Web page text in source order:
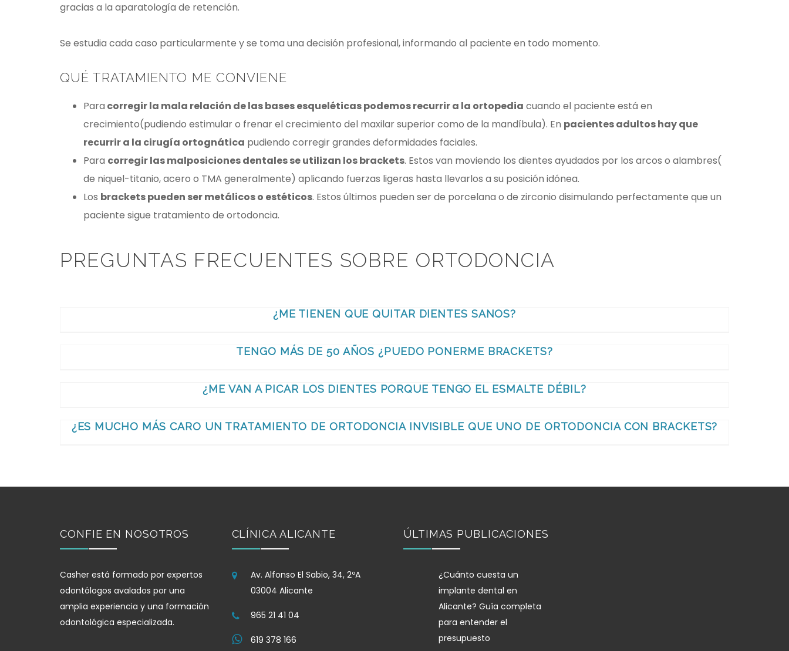
gracias a la aparatología de retención.
Se estudia cada caso particularmente y se toma una decisión profesional, informando al paciente en todo momento.
QUÉ TRATAMIENTO ME CONVIENE
Para corregir la mala relación de las bases esqueléticas podemos recurrir a la ortopedia cuando el paciente está en
crecimiento(pudiendo estimular o frenar el crecimiento del maxilar superior como de la mandíbula). En pacientes adultos hay que
recurrir a la cirugía ortognática pudiendo corregir grandes deformidades faciales.
Para corregir las malposiciones dentales se utilizan los brackets. Estos van moviendo los dientes ayudados por los arcos o alambres(
de niquel-titanio, acero o TMA generalmente) aplicando fuerzas ligeras hasta llevarlos a su posición idónea.
Los brackets pueden ser metálicos o estéticos. Estos últimos pueden ser de porcelana o de zirconio disimulando perfectamente que un
paciente sigue tratamiento de ortodoncia.
PREGUNTAS FRECUENTES SOBRE ORTODONCIA
¿ME TIENEN QUE QUITAR DIENTES SANOS?
TENGO MÁS DE 50 AÑOS ¿PUEDO PONERME BRACKETS?
¿ME VAN A PICAR LOS DIENTES PORQUE TENGO EL ESMALTE DÉBIL?
¿ES MUCHO MÁS CARO UN TRATAMIENTO DE ORTODONCIA INVISIBLE QUE UNO DE ORTODONCIA CON BRACKETS?
CONFIE EN NOSOTROS
Casher está formado por expertos
odontólogos avalados por una
amplia experiencia y una formación
odontológica especializada.
CLÍNICA ALICANTE
Av. Alfonso El Sabio, 34, 2ºA
03004 Alicante
965 21 41 04
619 378 166
ÚLTIMAS PUBLICACIONES
¿Cuánto cuesta un
implante dental en
Alicante? Guía completa
para entender el
presupuesto